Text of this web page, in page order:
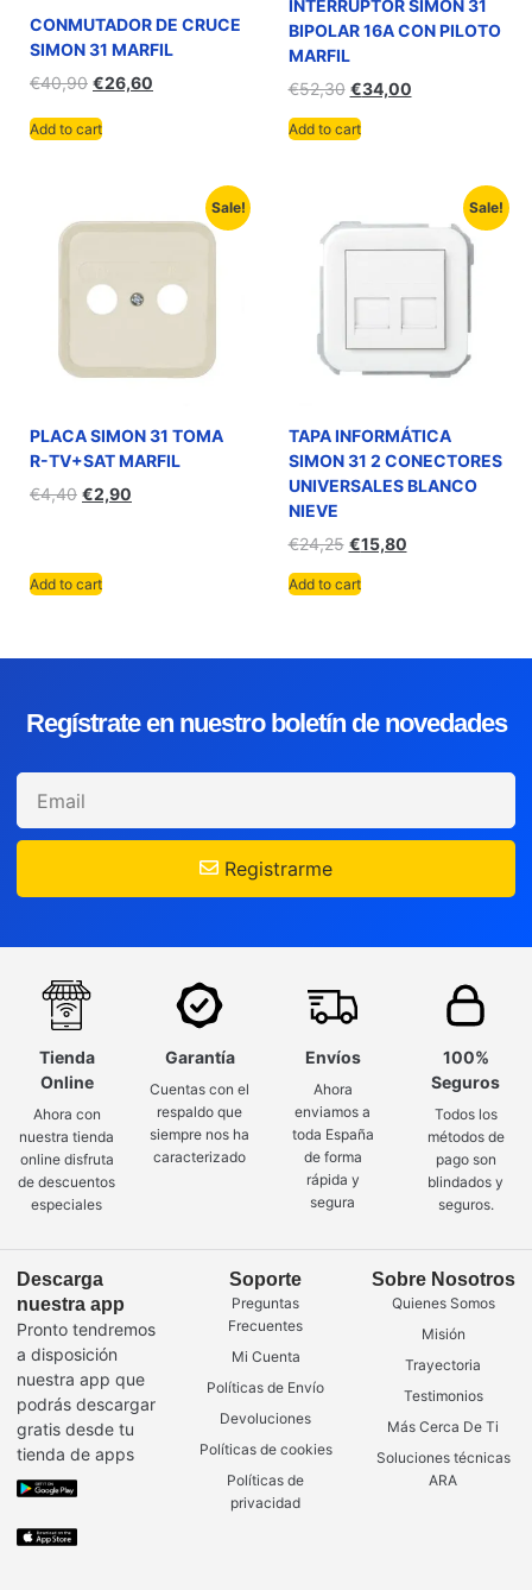
CONMUTADOR DE CRUCE
SIMON 31 MARFIL
€40,90 €26,60
Add to cart
INTERRUPTOR SIMON 31
BIPOLAR 16A CON PILOTO
MARFIL
€52,30 €34,00
Add to cart
Sale!
PLACA SIMON 31 TOMA
R-TV+SAT MARFIL
€4,40 €2,90
Add to cart
Sale!
TAPA INFORMÁTICA
SIMON 31 2 CONECTORES
UNIVERSALES BLANCO
NIEVE
€24,25 €15,80
Add to cart
Regístrate en nuestro boletín de novedades
Registrarme
Tienda
Online
Ahora con
nuestra tienda
online disfruta
de descuentos
especiales
Garantía
Cuentas con el
respaldo que
siempre nos ha
caracterizado
Envíos
Ahora
enviamos a
toda España
de forma
rápida y
segura
100%
Seguros
Todos los
métodos de
pago son
blindados y
seguros.
Descarga
nuestra app
Pronto tendremos
a disposición
nuestra app que
podrás descargar
gratis desde tu
tienda de apps
Soporte
Preguntas
Frecuentes
Mi Cuenta
Políticas de Envío
Devoluciones
Políticas de cookies
Políticas de
privacidad
Sobre Nosotros
Quienes Somos
Misión
Trayectoria
Testimonios
Más Cerca De Ti
Soluciones técnicas
ARA